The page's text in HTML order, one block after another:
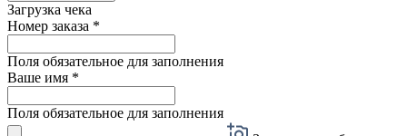
Загрузка чека
Номер заказа *
Поля обязательное для заполнения
Ваше имя *
Поля обязательное для заполнения